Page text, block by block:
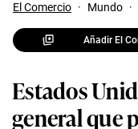
El Comercio · Mundo ·
Añadir El
Estados
general que